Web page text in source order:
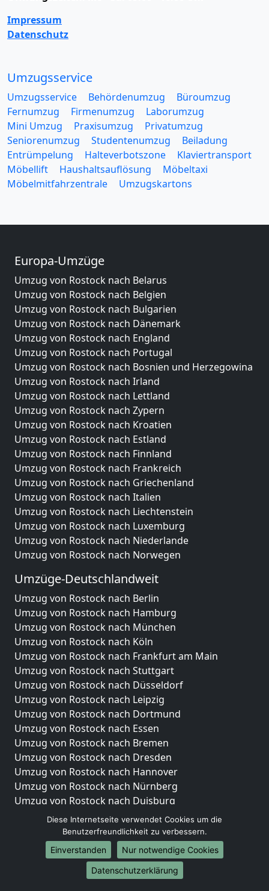
Impressum
Datenschutz
Umzugsservice
Umzugsservice Behördenumzug
Büroumzug
Fernumzug
Firmenumzug
Laborumzug
Mini Umzug
Praxisumzug
Privatumzug
Seniorenumzug
Studentenumzug
Beiladung
Entrümpelung
Halteverbotszone
Klaviertransport
Möbellift
Haushaltsauflösung
Möbeltaxi
Möbelmitfahrzentrale
Umzugskartons
Europa-Umzüge
Umzug von Rostock nach Belarus
Umzug von Rostock nach Belgien
Umzug von Rostock nach Bulgarien
Umzug von Rostock nach Dänemark
Umzug von Rostock nach England
Umzug von Rostock nach Portugal
Umzug von Rostock nach Bosnien und Herzegowina
Umzug von Rostock nach Irland
Umzug von Rostock nach Lettland
Umzug von Rostock nach Zypern
Umzug von Rostock nach Kroatien
Umzug von Rostock nach Estland
Umzug von Rostock nach Finnland
Umzug von Rostock nach Frankreich
Umzug von Rostock nach Griechenland
Umzug von Rostock nach Italien
Umzug von Rostock nach Liechtenstein
Umzug von Rostock nach Luxemburg
Umzug von Rostock nach Niederlande
Umzug von Rostock nach Norwegen
Umzüge-Deutschlandweit
Umzug von Rostock nach Berlin
Umzug von Rostock nach Hamburg
Umzug von Rostock nach München
Umzug von Rostock nach Köln
Umzug von Rostock nach Frankfurt am Main
Umzug von Rostock nach Stuttgart
Umzug von Rostock nach Düsseldorf
Umzug von Rostock nach Leipzig
Umzug von Rostock nach Dortmund
Umzug von Rostock nach Essen
Umzug von Rostock nach Bremen
Umzug von Rostock nach Dresden
Umzug von Rostock nach Hannover
Umzug von Rostock nach Nürnberg
Umzug von Rostock nach Duisburg
Umzug von Rostock nach Bochum
Umzug von Rostock nach Wuppertal
Umzug von Rostock nach Bielefeld
Umzug von Rostock nach Bonn
Umzug von Rostock nach Münster
Diese Internetseite verwendet Cookies um die
Benutzerfreundlichkeit zu verbessern.
Einverstanden
Nur notwendige Cookies
Datenschutzerklärung